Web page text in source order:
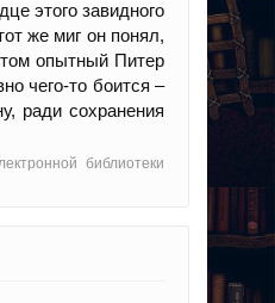
этого завидного
же миг он понял,
опытный Питер
чего-то боится –
ради сохранения
библиотеки